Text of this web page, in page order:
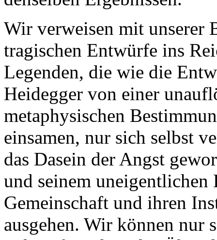
Wir verweisen mit unserer
tragischen Entwürfe ins
Legenden, die wie die
Heidegger von einer
metaphysischen
einsamen, nur sich selbst
das Dasein der Angst
und seinem
Gemeinschaft und ihren
ausgehen. Wir können nur